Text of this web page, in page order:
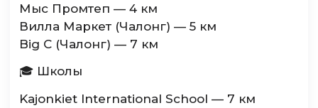
Мыс Промтеп — 4 км
Вилла Маркет (Чалонг) — 5 км
Big C (Чалонг) — 7 км
🎓 Школы
Kajonkiet International School — 7 км